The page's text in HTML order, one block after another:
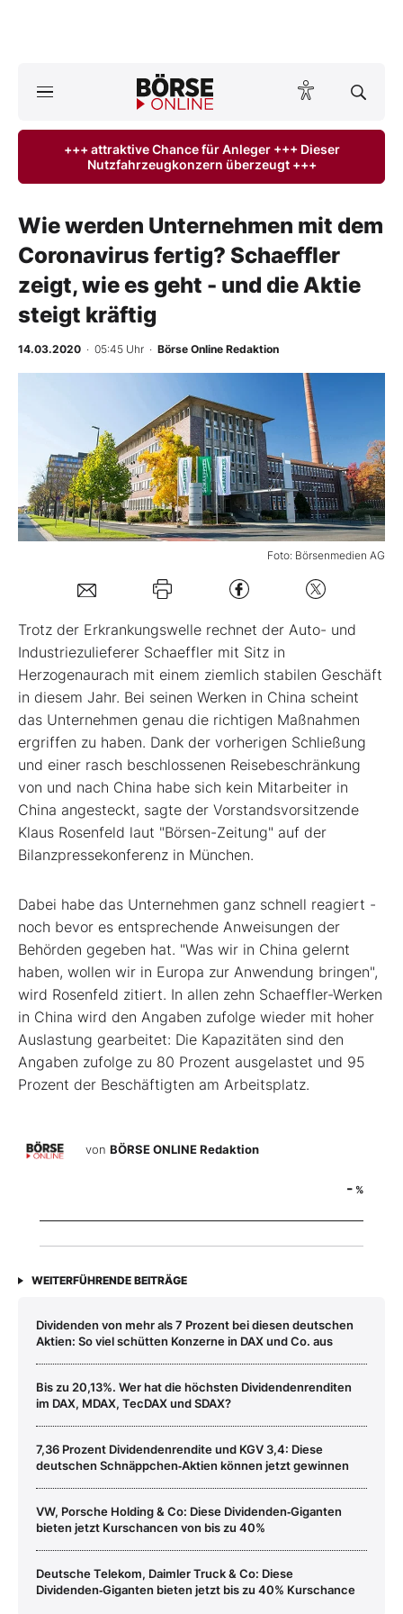
ktuelle Ausgabe BÖRSE ONLINE lesen
Anlageprodukte
Finanz-Check
Abo & Shop
BO-Musterdepots
Mein B:O
Mein Konto
Kontakt
+++ attraktive Chance für Anleger +++ Dieser
Nutzfahrzeugkonzern überzeugt +++
Wie werden Unternehmen mit dem
Coronavirus fertig? Schaeffler
zeigt, wie es geht - und die Aktie
steigt kräftig
14.03.2020 · 05:45 Uhr · Börse Online Redaktion
Foto: Börsenmedien AG
Trotz der Erkrankungswelle rechnet der Auto- und
Industriezulieferer Schaeffler mit Sitz in
Herzogenaurach mit einem ziemlich stabilen Geschäft
in diesem Jahr. Bei seinen Werken in China scheint
das Unternehmen genau die richtigen Maßnahmen
ergriffen zu haben. Dank der vorherigen Schließung
und einer rasch beschlossenen Reisebeschränkung
von und nach China habe sich kein Mitarbeiter in
China angesteckt, sagte der Vorstandsvorsitzende
Klaus Rosenfeld laut "Börsen-Zeitung" auf der
Bilanzpressekonferenz in München.
Dabei habe das Unternehmen ganz schnell reagiert -
noch bevor es entsprechende Anweisungen der
Behörden gegeben hat. "Was wir in China gelernt
haben, wollen wir in Europa zur Anwendung bringen",
wird Rosenfeld zitiert. In allen zehn Schaeffler-Werken
in China wird den Angaben zufolge wieder mit hoher
Auslastung gearbeitet: Die Kapazitäten sind den
Angaben zufolge zu 80 Prozent ausgelastet und 95
Prozent der Beschäftigten am Arbeitsplatz.
von BÖRSE ONLINE Redaktion
- %
WEITERFÜHRENDE BEITRÄGE
Dividenden von mehr als 7 Prozent bei diesen deutschen
Aktien: So viel schütten Konzerne in DAX und Co. aus
Bis zu 20,13%. Wer hat die höchsten Dividendenrenditen
im DAX, MDAX, TecDAX und SDAX?
7,36 Prozent Dividendenrendite und KGV 3,4: Diese
deutschen Schnäppchen‑Aktien können jetzt gewinnen
VW, Porsche Holding & Co: Diese Dividenden‑Giganten
bieten jetzt Kurschancen von bis zu 40%
Deutsche Telekom, Daimler Truck & Co: Diese
Dividenden‑Giganten bieten jetzt bis zu 40% Kurschance